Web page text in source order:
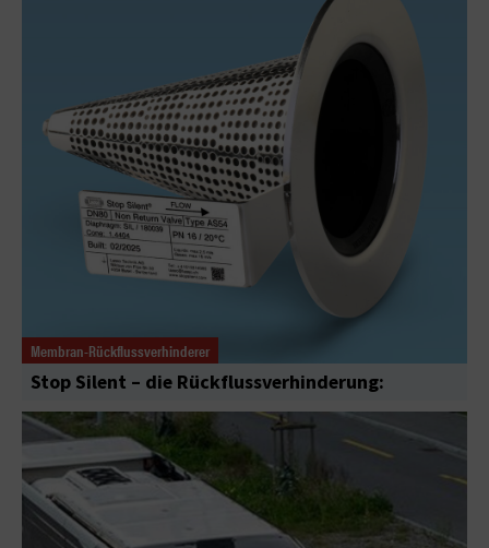
Membran-Rückflussverhinderer
Stop Silent – die Rückflussverhinderung: